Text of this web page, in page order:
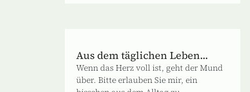
Aus dem täglichen Leben...
Wenn das Herz voll ist, geht der Mund
über. Bitte erlauben Sie mir, ein